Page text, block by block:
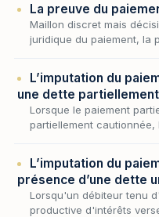
La preuve du
Maillon discret mais
juridique du paiement, la
libération e…
L’imputation du
une dette
Lorsque le paiement
partiellement cautionnée,
L’imputation du
présence d’une dette
Lorsqu'un débiteur tenu
productive d'intérêts